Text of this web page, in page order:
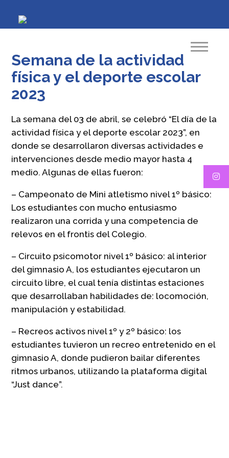
Semana de la actividad
física y el deporte escolar
2023
La semana del 03 de abril, se celebró “El día de la
actividad física y el deporte escolar 2023”, en
donde se desarrollaron diversas actividades e
intervenciones desde medio mayor hasta 4
medio. Algunas de ellas fueron:
– Campeonato de Mini atletismo nivel 1º básico:
Los estudiantes con mucho entusiasmo
realizaron una corrida y una competencia de
relevos en el frontis del Colegio.
– Circuito psicomotor nivel 1º básico: al interior
del gimnasio A, los estudiantes ejecutaron un
circuito libre, el cual tenía distintas estaciones
que desarrollaban habilidades de: locomoción,
manipulación y estabilidad.
– Recreos activos nivel 1º y 2º básico: los
estudiantes tuvieron un recreo entretenido en el
gimnasio A, donde pudieron bailar diferentes
ritmos urbanos, utilizando la plataforma digital
“Just dance”.